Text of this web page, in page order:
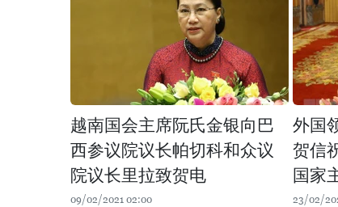
越南国会主席阮氏金银向巴
西参议院议长帕切科和众议
院议长里拉致贺电
09/02/2021 02:00
外国
贺信
国家
23/02/